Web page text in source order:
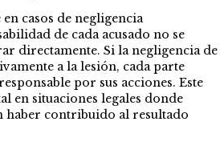
casos de negligencia
de cada acusado no se
directamente. Si la negligencia de
a la lesión, cada parte
por sus acciones. Este
en situaciones legales donde
haber contribuido al resultado